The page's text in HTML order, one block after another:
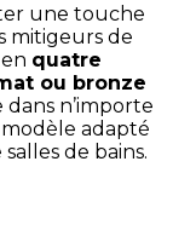
une touche
mitigeurs de
quatre
ou bronze
n’importe
adapté
de bains.